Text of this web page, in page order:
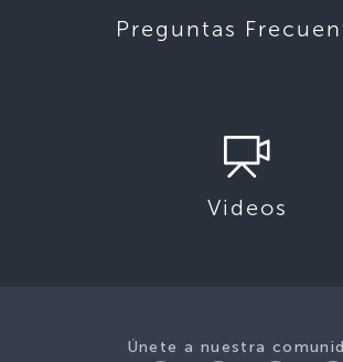
Preguntas
Videos
Únete a nuestra